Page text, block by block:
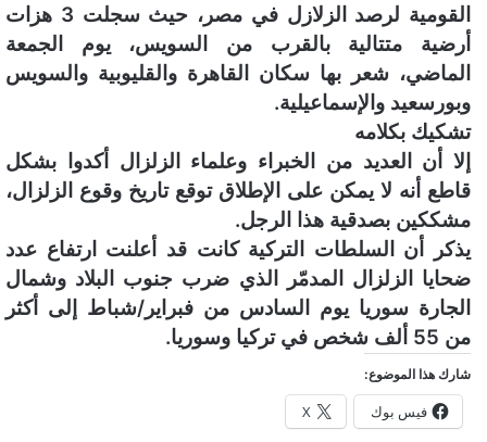
القومية لرصد الزلازل في مصر، حيث سجلت 3 هزات
أرضية متتالية بالقرب من السويس، يوم الجمعة
الماضي، شعر بها سكان القاهرة والقليوبية والسويس
وبورسعيد والإسماعيلية.
تشكيك بكلامه
إلا أن العديد من الخبراء وعلماء الزلزال أكدوا بشكل
قاطع أنه لا يمكن على الإطلاق توقع تاريخ وقوع الزلزال،
مشككين بصدقية هذا الرجل.
يذكر أن السلطات التركية كانت قد أعلنت ارتفاع عدد
ضحايا الزلزال المدمّر الذي ضرب جنوب البلاد وشمال
الجارة سوريا يوم السادس من فبراير/شباط إلى أكثر
من 55 ألف شخص في تركيا وسوريا.
شارك هذا الموضوع:
فيس بوك X